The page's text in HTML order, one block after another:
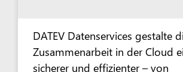
DATEV Datenservices gestalte
Zusammenarbeit in der Cloud
sicherer und effizienter – von